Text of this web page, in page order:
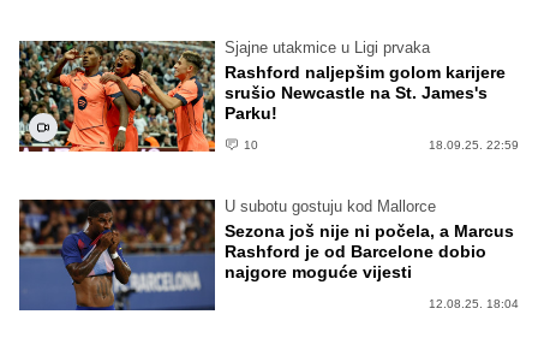
Sjajne utakmice u Ligi prvaka
Rashford naljepšim golom karijere
srušio Newcastle na St. James's
Parku!
10 18.09.25. 22:59
U subotu gostuju kod Mallorce
Sezona još nije ni počela, a Marcus
Rashford je od Barcelone dobio
najgore moguće vijesti
12.08.25. 18:04